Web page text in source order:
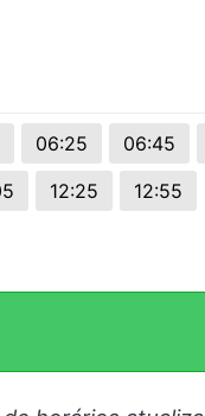
06:25 06:45
12:25 12:55